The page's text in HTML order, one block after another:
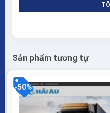
TÔ
Sản phẩm tương tự
-50%